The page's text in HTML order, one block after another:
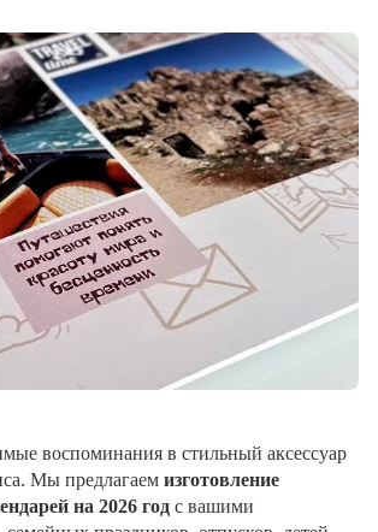
воспоминания в стильный аксессуар
Мы предлагаем изготовление
на 2026 год с вашими